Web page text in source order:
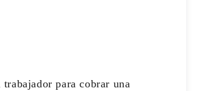
para cobrar una